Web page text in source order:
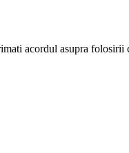
acordul asupra folosirii